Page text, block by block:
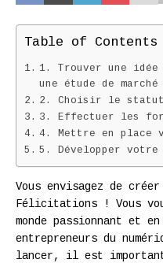
Table of Contents
1. Trouver une
une étude de marché
2. Choisir le
3. Effectuer les
4. Mettre en place
5. Développer
Vous envisagez de
Félicitations ! Vous
monde passionnant et
entrepreneurs du
lancer, il est